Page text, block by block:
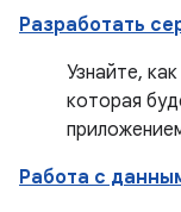
Разработать
Узнайте,
которая
Работа с